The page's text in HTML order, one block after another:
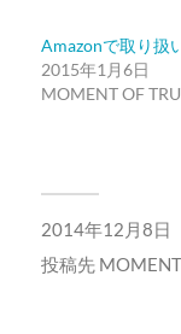
ウ
で
開
き
ま
い
(新
し
い
ウ
ま
す)
Amazonで取り扱
2015年1月6日
MOMENT OF
2014年12月8日
投稿先